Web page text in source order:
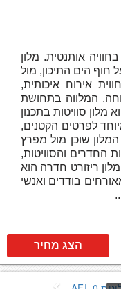
אותנטית. מלון
חוף הים התיכון, מול
אירוח איכותית,
המלווה בתחושת
סוויטות בתכנון
לפרטים הקטנים,
שוכן מול מפרץ
החדרים והסוויטות,
ריזורט חדרה הוא
בודדים ואנשי
הצג מחיר